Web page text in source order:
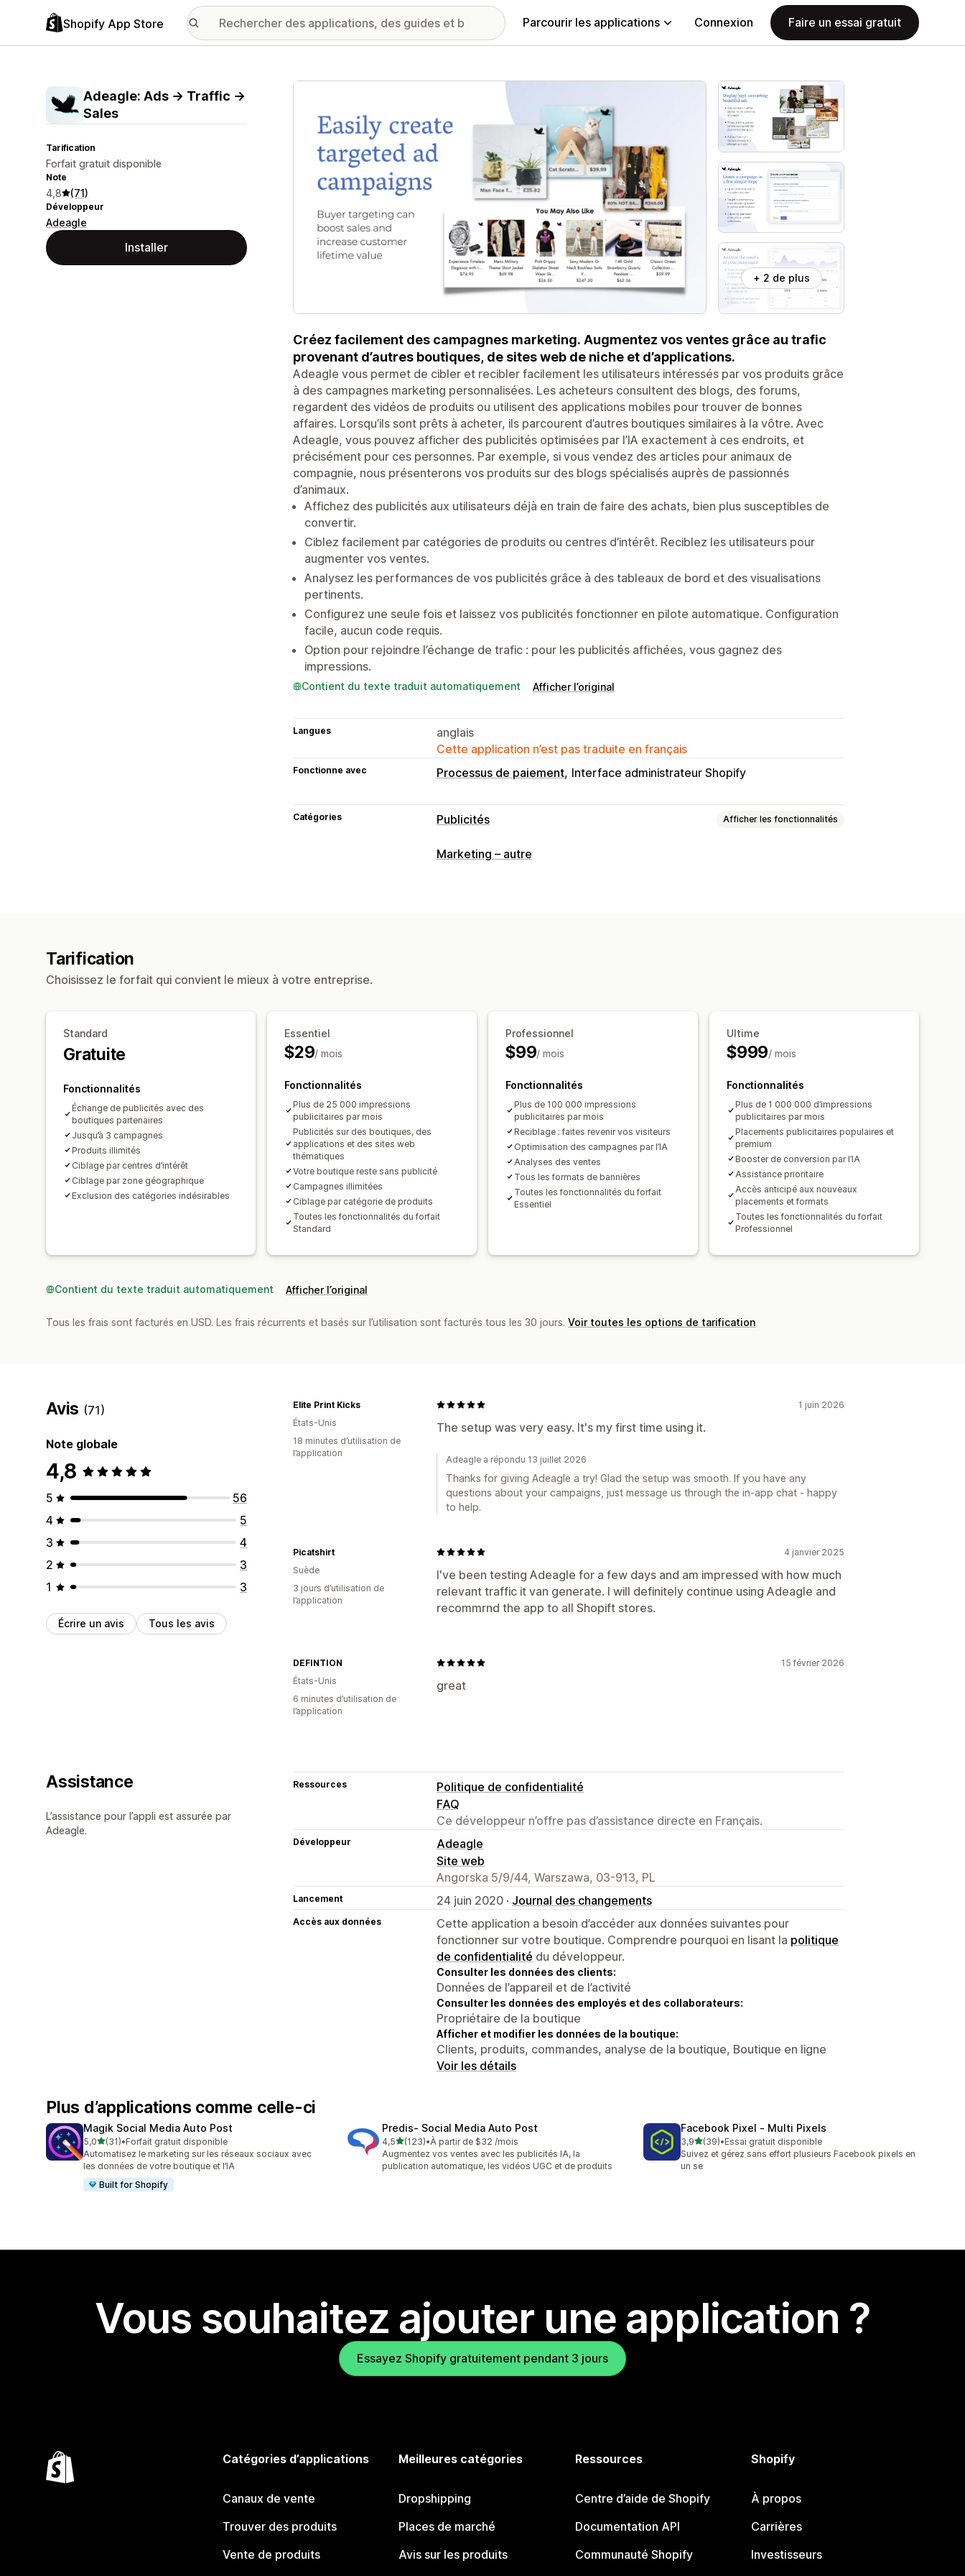
Shopify App Store Parcourir les applications Connexion Faire un essai gratuit
Adeagle: Ads → Traffic →
Sales
Tarification
Forfait gratuit disponible
Note
4,8 (71)
Développeur
Adeagle
Installer
Galerie d’images vedette
+ 2 de plus
Créez facilement des campagnes marketing. Augmentez vos ventes grâce au trafic
provenant d’autres boutiques, de sites web de niche et d’applications.
Adeagle vous permet de cibler et recibler facilement les utilisateurs intéressés par vos produits grâce
à des campagnes marketing personnalisées. Les acheteurs consultent des blogs, des forums,
regardent des vidéos de produits ou utilisent des applications mobiles pour trouver de bonnes
affaires. Lorsqu’ils sont prêts à acheter, ils parcourent d’autres boutiques similaires à la vôtre. Avec
Adeagle, vous pouvez afficher des publicités optimisées par l’IA exactement à ces endroits, et
précisément pour ces personnes. Par exemple, si vous vendez des articles pour animaux de
compagnie, nous présenterons vos produits sur des blogs spécialisés auprès de passionnés
d’animaux.
Affichez des publicités aux utilisateurs déjà en train de faire des achats, bien plus susceptibles de
convertir.
Ciblez facilement par catégories de produits ou centres d’intérêt. Reciblez les utilisateurs pour
augmenter vos ventes.
Analysez les performances de vos publicités grâce à des tableaux de bord et des visualisations
pertinents.
Configurez une seule fois et laissez vos publicités fonctionner en pilote automatique. Configuration
facile, aucun code requis.
Option pour rejoindre l’échange de trafic : pour les publicités affichées, vous gagnez des
impressions.
Contient du texte traduit automatiquement Afficher l’original
Langues
anglais
Cette application n’est pas traduite en français
Fonctionne avec Processus de paiement Interface administrateur Shopify
Catégories Publicités Afficher les fonctionnalités
Ciblage
Échange publicitaire
Analyses de performance
Indicateurs d’engagement
Tableaux de bord
Nombre d’impressions Attribution UTM Source de trafic
Marketing – autre
Tarification
Choisissez le forfait qui convient le mieux à votre entreprise.
Standard
Gratuite
Fonctionnalités
Échange de publicités avec des
boutiques partenaires
Jusqu’à 3 campagnes
Produits illimités
Ciblage par centres d’intérêt
Ciblage par zone géographique
Exclusion des catégories indésirables
Essentiel
$29/ mois
Fonctionnalités
Plus de 25 000 impressions
publicitaires par mois
Publicités sur des boutiques, des
applications et des sites web
thématiques
Votre boutique reste sans publicité
Campagnes illimitées
Ciblage par catégorie de produits
Toutes les fonctionnalités du forfait
Standard
Professionnel
$99/ mois
Fonctionnalités
Plus de 100 000 impressions
publicitaires par mois
Reciblage : faites revenir vos visiteurs
Optimisation des campagnes par l’IA
Analyses des ventes
Tous les formats de bannières
Toutes les fonctionnalités du forfait
Essentiel
Ultime
$999/ mois
Fonctionnalités
Plus de 1 000 000 d’impressions
publicitaires par mois
Placements publicitaires populaires et
premium
Booster de conversion par l’IA
Assistance prioritaire
Accès anticipé aux nouveaux
placements et formats
Toutes les fonctionnalités du forfait
Professionnel
Contient du texte traduit automatiquement Afficher l’original
Tous les frais sont facturés en USD. Les frais récurrents et basés sur l’utilisation sont facturés tous les 30 jours. Voir toutes les options de tarification
Avis (71)
Note globale
4,8
5
56
4
5
3
4
2
3
1
3
Écrire un avis Tous les avis
1 juin 2026
The setup was very easy. It's my first time using it.
Elite Print Kicks
États-Unis
18 minutes d’utilisation de
l’application
Adeagle a répondu 13 juillet 2026
Thanks for giving Adeagle a try! Glad the setup was smooth. If you have any
questions about your campaigns, just message us through the in-app chat - happy
to help.
4 janvier 2025
I've been testing Adeagle for a few days and am impressed with how much
relevant traffic it van generate. I will definitely continue using Adeagle and
recommrnd the app to all Shopift stores.
Picatshirt
Suède
3 jours d’utilisation de
l’application
15 février 2026
great
DEFINTION
États-Unis
6 minutes d’utilisation de
l’application
Assistance
L’assistance pour l’appli est assurée par
Adeagle.
Ressources
Politique de confidentialité
FAQ
Ce développeur n’offre pas d’assistance directe en Français.
Développeur
Adeagle
Site web
Angorska 5/9/44, Warszawa, 03-913, PL
Lancement 24 juin 2020 · Journal des changements
Accès aux données
Cette application a besoin d’accéder aux données suivantes pour
fonctionner sur votre boutique. Comprendre pourquoi en lisant la politique
de confidentialité du développeur.
Consulter les données des clients:
Données de l’appareil et de l’activité
Consulter les données des employés et des collaborateurs:
Propriétaire de la boutique
Afficher et modifier les données de la boutique:
Clients, produits, commandes, analyse de la boutique, Boutique en ligne
Voir les détails
Plus d’applications comme celle-ci
Magik Social Media Auto Post
5,0étoile(s) sur 5
(31)
31 avis au total
•Forfait gratuit disponible
Automatisez le marketing sur les réseaux sociaux avec
les données de votre boutique et l’IA
Built for Shopify
Predis‑ Social Media Auto Post
4,5étoile(s) sur 5
(123)
123 avis au total
•À partir de $32 /mois
Augmentez vos ventes avec les publicités IA, la
publication automatique, les vidéos UGC et de produits
Facebook Pixel ‑ Multi Pixels
3,9étoile(s) sur 5
(39)
39 avis au total
•Essai gratuit disponible
Suivez et gérez sans effort plusieurs Facebook pixels en
un se
Vous souhaitez ajouter une application ?
Essayez Shopify gratuitement pendant 3 jours
Catégories d’applications
Canaux de vente
Trouver des produits
Vente de produits
Meilleures catégories
Dropshipping
Places de marché
Avis sur les produits
Ressources
Centre d’aide de Shopify
Documentation API
Communauté Shopify
Shopify
À propos
Carrières
Investisseurs